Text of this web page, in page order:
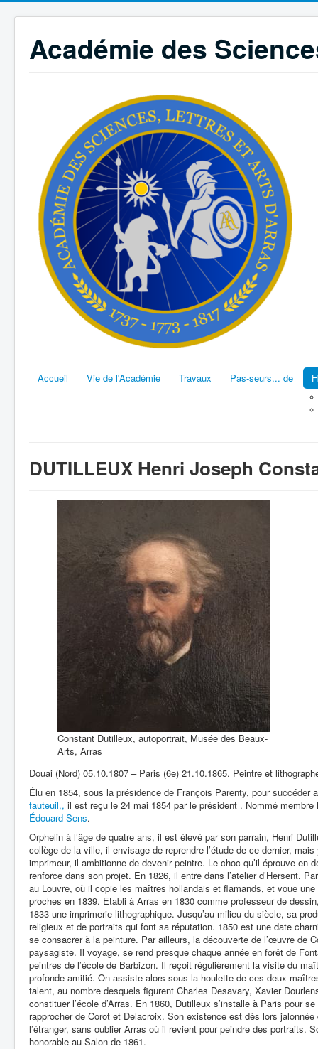
Académie des
Accueil Vie de l'Académie Travaux Pas-seurs... de
DUTILLEUX Henri Joseph
Constant Dutilleux, autoportrait, Musée des Beaux-
Arts, Arras
Douai (Nord) 05.10.1807 – Paris (6e) 21.10.1865. Peintre et
Élu en 1854, sous la présidence de François Parenty, pour succéder
fauteuil,, il est reçu le 24 mai 1854 par le président . Nommé
Édouard Sens.
Orphelin à l’âge de quatre ans, il est élevé par son parrain, Henri
collège de la ville, il envisage de reprendre l’étude de ce dernier,
imprimeur, il ambitionne de devenir peintre. Le choc qu’il éprouve en
renforce dans son projet. En 1826, il entre dans l’atelier d’Hersent.
au Louvre, où il copie les maîtres hollandais et flamands, et voue
proches en 1839. Etabli à Arras en 1830 comme professeur de
1833 une imprimerie lithographique. Jusqu’au milieu du siècle, sa
religieux et de portraits qui font sa réputation. 1850 est une date
se consacrer à la peinture. Par ailleurs, la découverte de l’œuvre de
paysagiste. Il voyage, se rend presque chaque année en forêt de
peintres de l’école de Barbizon. Il reçoit régulièrement la visite du
profonde amitié. On assiste alors sous la houlette de ces deux
talent, au nombre desquels figurent Charles Desavary, Xavier
constituer l’école d’Arras. En 1860, Dutilleux s’installe à Paris pour
rapprocher de Corot et Delacroix. Son existence est dès lors
l’étranger, sans oublier Arras où il revient pour peindre des portraits.
honorable au Salon de 1861.